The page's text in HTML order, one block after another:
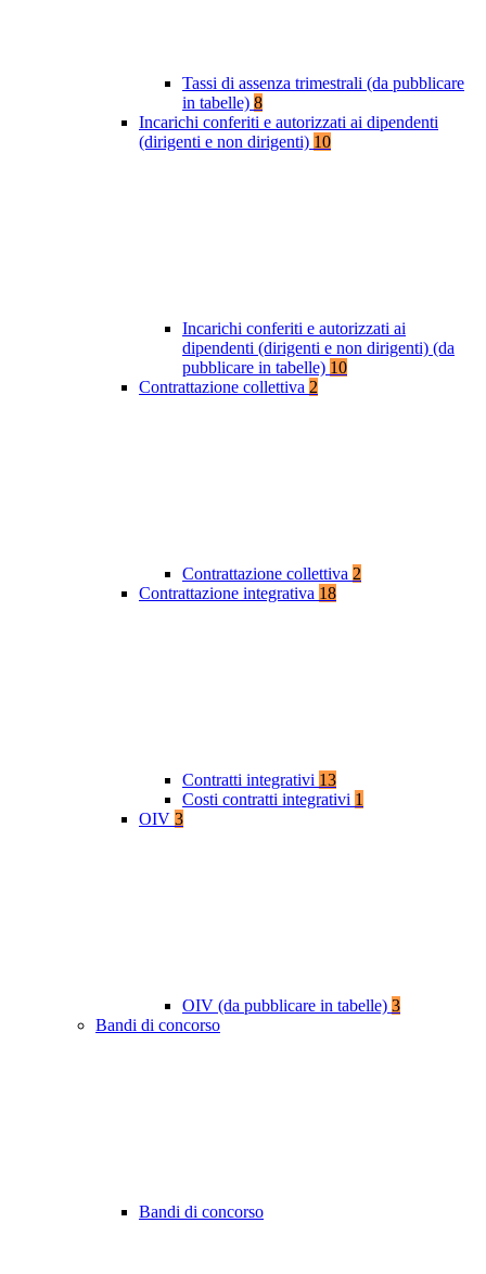
Tassi di assenza trimestrali (da pubblicare
in tabelle) 8
Incarichi conferiti e autorizzati ai dipendenti
(dirigenti e non dirigenti) 10
Incarichi conferiti e autorizzati ai
dipendenti (dirigenti e non dirigenti) (da
pubblicare in tabelle) 10
Contrattazione collettiva 2
Contrattazione collettiva 2
Contrattazione integrativa 18
Contratti integrativi 13
Costi contratti integrativi 1
OIV 3
OIV (da pubblicare in tabelle) 3
Bandi di concorso
Bandi di concorso